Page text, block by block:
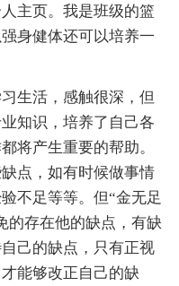
主页。我是班级的篮
身健体还可以培养一
生活，感触很深，但
知识，培养了自己各
将产生重要的帮助。
点，如有时候做事情
不足等等。但“金无足
的存在他的缺点，有缺
己的缺点，只有正视
能够改正自己的缺